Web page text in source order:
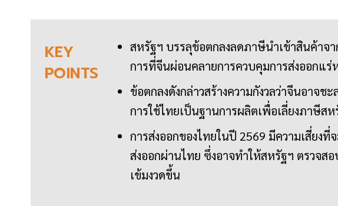
KEY
POINTS
สหรัฐฯ บรรลุข้อตกลงลดภาษีนำเข้าสินค้าจ
การที่จีนผ่อนคลายการควบคุมการส่งออกแ
ข้อตกลงดังกล่าวสร้างความกังวลว่าจีนอาจช
การใช้ไทยเป็นฐานการผลิตเพื่อเลี่ยงภาษีสห
การส่งออกของไทยในปี 2569 มีความเสี่ยง
ส่งออกผ่านไทย ซึ่งอาจทำให้สหรัฐฯ ตรวจ
เข้มงวดขึ้น